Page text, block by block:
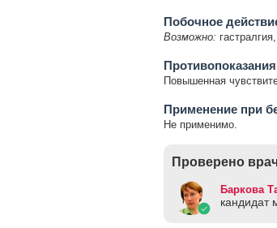
Побочное
Возможно:
Повышенная
Применение при
Не применимо.
Проверено
Баркова
кандидат